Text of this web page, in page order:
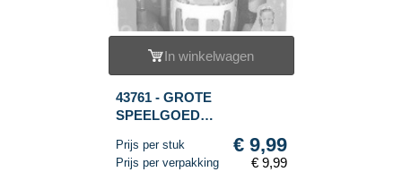
In winkelwagen
43761 - GROTE
SPEELGOED
Prijs per stuk € 9,99
Prijs per verpakking € 9,99